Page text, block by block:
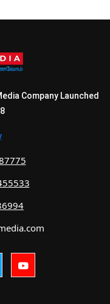
Company Launched